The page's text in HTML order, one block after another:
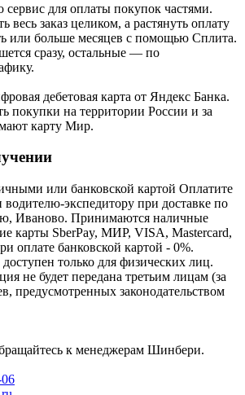
для оплаты покупок частями.
весь заказ целиком, а растянуть оплату
или больше месяцев с помощью Сплита.
сразу, остальные — по
дебетовая карта от Яндекс Банка.
покупки на территории России и за
карту Мир.
или банковской картой Оплатите
водителю-экспедитору при доставке по
Иваново. Принимаются наличные
карты SberPay, МИР, VISA, Mastercard,
оплате банковской картой - 0%.
только для физических лиц.
не будет передана третьим лицам (за
предусмотренных законодательством
к менеджерам Шинбери.